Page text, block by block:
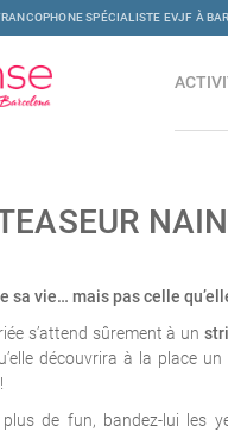
SPÉCIALISTE EVJF À
sa vie… mais pas celle
s’attend sûrement à un
découvrira à la place un
plus de fun, bandez-lui les